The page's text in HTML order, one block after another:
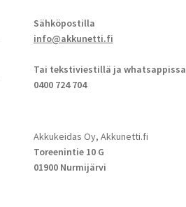
Sähköpostilla
info@akkunetti.fi
Tai tekstiviestillä ja whatsappissa
0400 724 704
Akkukeidas Oy, Akkunetti.fi
Toreenintie 10 G
01900 Nurmijärvi